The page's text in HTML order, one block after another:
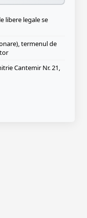
libere legale se
termenul de
Cantemir Nr. 21,